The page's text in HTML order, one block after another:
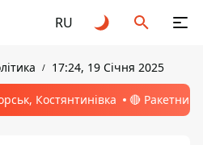
RU
17:24, 19 Січня 2025
Костянтинівка 🔴 Ракетний